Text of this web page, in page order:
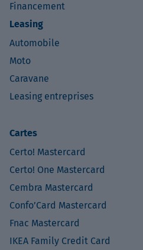
Financement
Leasing
Automobile
Moto
Caravane
Leasing entreprises
Cartes
Certo! Mastercard
Certo! One Mastercard
Cembra Mastercard
Confo’Card Mastercard
Fnac Mastercard
IKEA Family Credit Card